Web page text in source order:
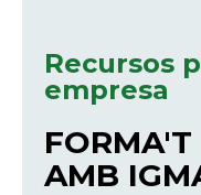
Recursos
empresa
AMB